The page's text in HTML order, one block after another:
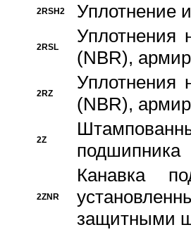
2RSH2 Уплотнение
2RSL
Уплотнения
(NBR),
2RZ
Уплотнения
(NBR),
2Z
подшипника
2ZNR
Канавка
защитными